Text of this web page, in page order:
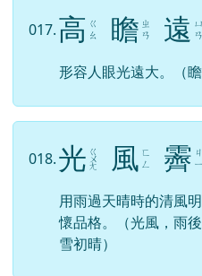
017.高 ㄍ
ㄠ
瞻 ㄓ
ㄢ
遠 ㄩ
ㄢ
形容人眼光遠大。（
018.光 ㄍ
ㄨ
ㄤ 風 ㄈ
ㄥ
霽 ㄐ
ㄧ
用雨過天晴時的清風
懷品格。（光風，雨
雪初晴）